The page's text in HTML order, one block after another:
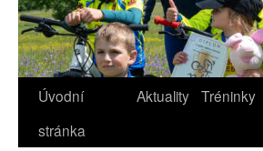
Úvodní
stránka
Aktuality Tréninky